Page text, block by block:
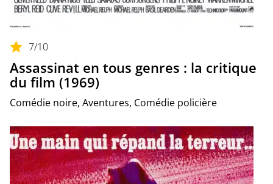
7/10
Assassinat en tous genres : la critique
du film (1969)
Comédie noire, Aventures, Comédie policière